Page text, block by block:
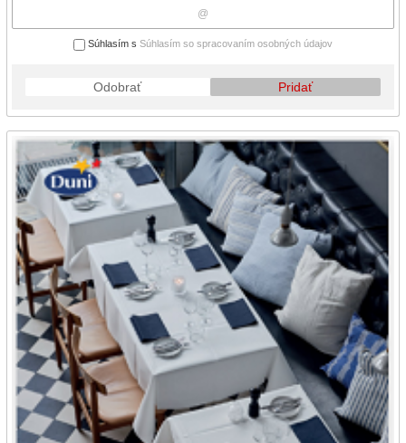
Súhlasím s Súhlasím so spracovaním osobných údajov
Odobrať Pridať